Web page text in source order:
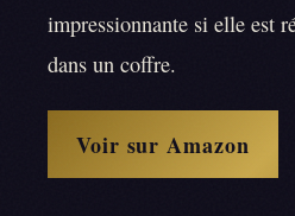
impressionnante si elle est
dans un coffre.
Voir sur Amazon